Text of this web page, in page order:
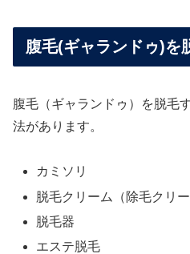
腹毛(ギャランドゥ)を
腹毛（ギャランドゥ）を脱毛
法があります。
カミソリ
脱毛クリーム（除毛クリー
脱毛器
エステ脱毛